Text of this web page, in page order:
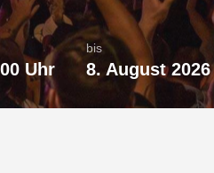
Uhr
bis
8. August